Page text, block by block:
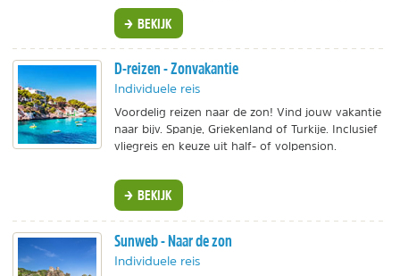
BEKIJK
D-reizen - Zonvakantie
Individuele reis
Voordelig reizen naar de zon! Vind jouw vakantie
naar bijv. Spanje, Griekenland of Turkije. Inclusief
vliegreis en keuze uit half- of volpension.
BEKIJK
Sunweb - Naar de zon
Individuele reis